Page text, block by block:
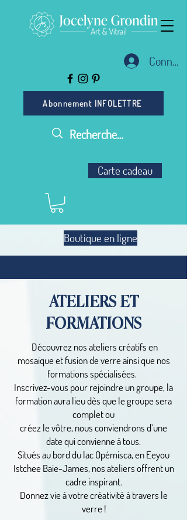
Abonnement INFOLETTRE
Carte cadeau
Boutique en ligne
ATELIERS ET
FORMATIONS
Découvrez nos ateliers créatifs en
mosaïque et fusion de verre ainsi que nos
formations spécialisées.
Inscrivez-vous pour rejoindre un groupe, la
formation aura lieu dès que le groupe sera
complet ou
créez le vôtre, nous conviendrons d’une
date qui convienne à tous.
Situés au bord du lac Opémisca, en Eeyou
Istchee Baie-James, nos ateliers offrent un
cadre inspirant.
Donnez vie à votre créativité à travers le
verre !